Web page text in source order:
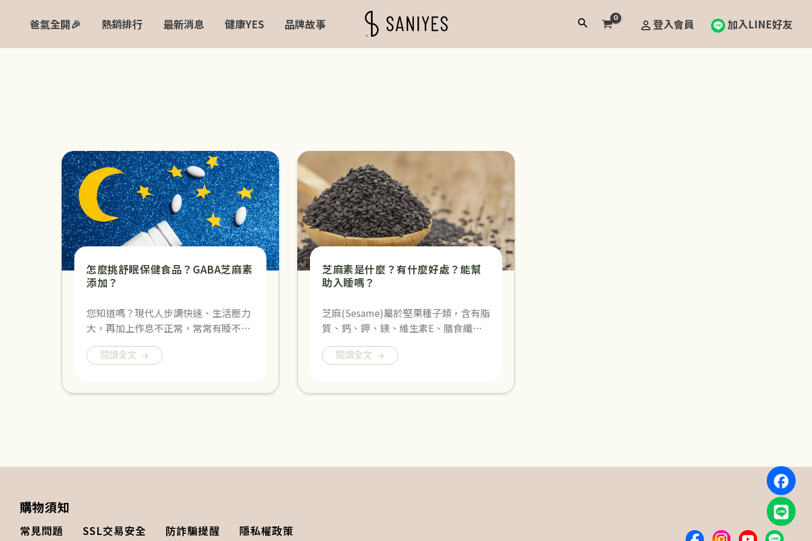
爸氣全開🎉 熱銷排行 最新消息 健康YES 品牌故事
搜
登入會員 加入LINE好友
怎麼挑舒眠保健食品？GABA芝麻素
添加？
您知道嗎？現代人步調快速、生活壓力
大，再加上作息不正常，常常有睡不…
閱讀全文
芝麻素是什麼？有什麼好處？能幫
助入睡嗎？
芝麻(Sesame)屬於堅果種子類，含有脂
質、鈣、鉀、鎂、維生素E、膳食纖…
閱讀全文
購物須知
常見問題 SSL交易安全 防詐騙提醒 隱私權政策